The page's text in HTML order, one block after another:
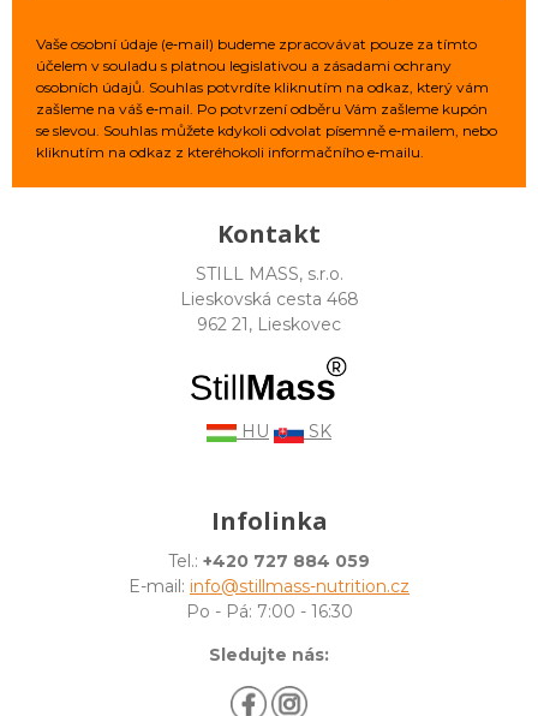
Vaše osobní údaje (e‑mail) budeme zpracovávat pouze za tímto
účelem v souladu s platnou legislativou a zásadami ochrany
osobních údajů. Souhlas potvrdíte kliknutím na odkaz, který vám
zašleme na váš e‑mail. Po potvrzení odběru Vám zašleme kupón
se slevou. Souhlas můžete kdykoli odvolat písemně e‑mailem, nebo
kliknutím na odkaz z kteréhokoli informačního e‑mailu.
Kontakt
STILL MASS, s.r.o.
Lieskovská cesta 468
962 21, Lieskovec
HU SK
Infolinka
Tel.: +420 727 884 059
E-mail: info@stillmass-nutrition.cz
Po - Pá: 7:00 - 16:30
Sledujte nás: